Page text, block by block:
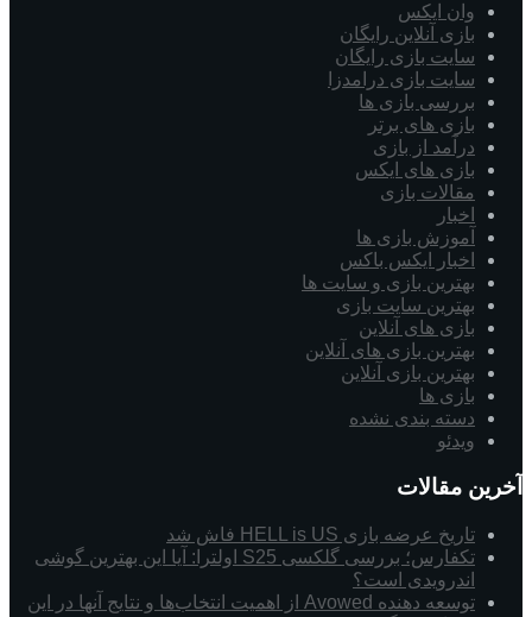
وان ایکس
بازی آنلاین رایگان
سایت بازی رایگان
سایت بازی درامدزا
بررسی بازی ها
بازی های برتر
درآمد از بازی
بازی های ایکس
مقالات بازی
اخبار
آموزش بازی ها
اخبار ایکس باکس
بهترین بازی و سایت ها
بهترین سایت بازی
بازی های آنلاین
بهترین بازی های آنلاین
بهترین بازی آنلاین
بازی ها
دسته بندی نشده
ویدئو
آخرین مقالات
تاریخ عرضه بازی HELL is US فاش شد
تکفارس؛ بررسی گلکسی S25 اولترا: آیا این بهترین گوشی
اندرویدی است؟
توسعه دهنده Avowed از اهمیت انتخاب‌ها و نتایج آنها در این